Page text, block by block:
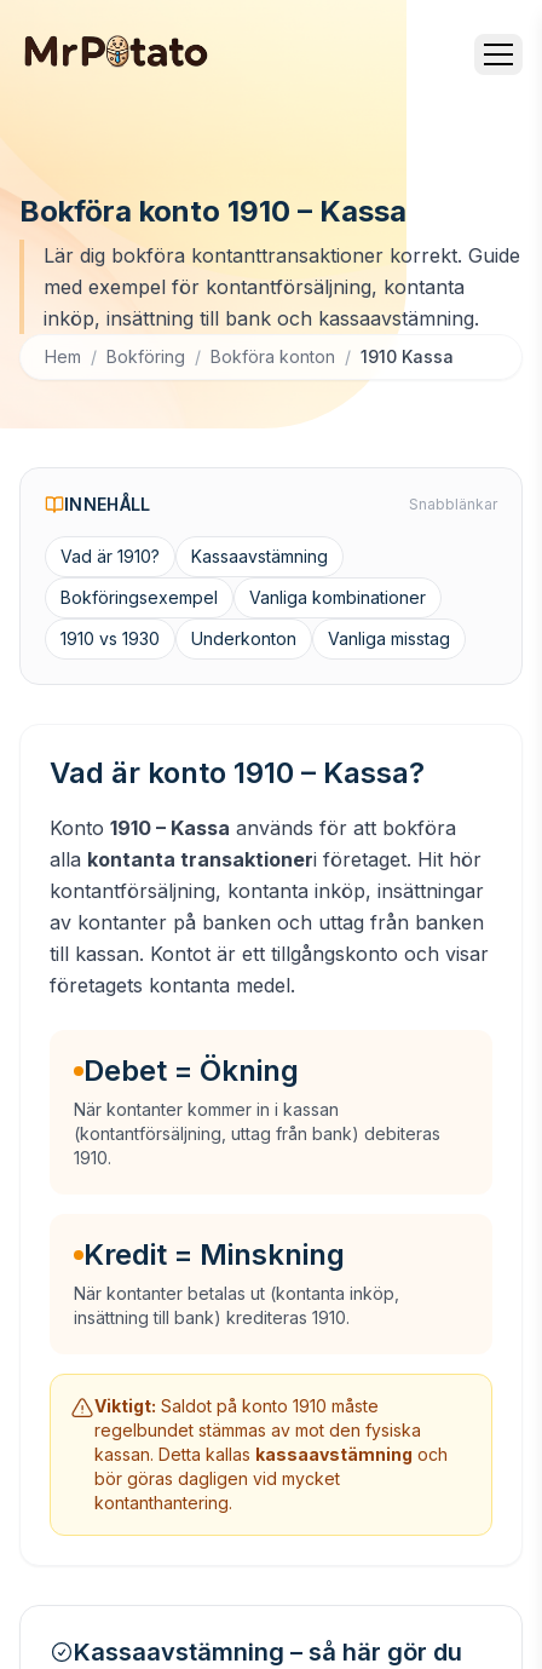
Bokföra konto 1910 – Kassa
Lär dig bokföra kontanttransaktioner korrekt. Guide
med exempel för kontantförsäljning, kontanta
inköp, insättning till bank och kassaavstämning.
Hem / Bokföring / Bokföra konton / 1910 Kassa
INNEHÅLL Snabblänkar
Vad är 1910?
Kassaavstämning
Bokföringsexempel
Vanliga kombinationer
1910 vs 1930
Underkonton Vanliga misstag
Vad är konto 1910 – Kassa?
Konto 1910 – Kassa används för att bokföra
alla kontanta transaktioneri företaget. Hit hör
kontantförsäljning, kontanta inköp, insättningar
av kontanter på banken och uttag från banken
till kassan. Kontot är ett tillgångskonto och visar
företagets kontanta medel.
Debet = Ökning
När kontanter kommer in i kassan
(kontantförsäljning, uttag från bank) debiteras
1910.
Kredit = Minskning
När kontanter betalas ut (kontanta inköp,
insättning till bank) krediteras 1910.
Viktigt: Saldot på konto 1910 måste
regelbundet stämmas av mot den fysiska
kassan. Detta kallas kassaavstämning och
bör göras dagligen vid mycket
kontanthantering.
Kassaavstämning – så här gör du